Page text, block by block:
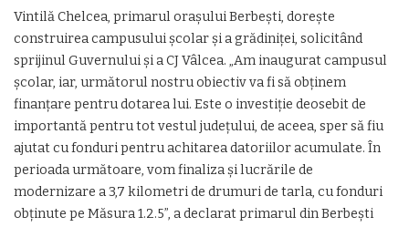
Vintilă Chelcea, primarul oraşului Berbeşti, doreşte
construirea campusului şcolar şi a grădiniţei, solicitând
sprijinul Guvernului şi a CJ Vâlcea. „Am inaugurat campusul
şcolar, iar, următorul nostru obiectiv va fi să obţinem
finanţare pentru dotarea lui. Este o investiţie deosebit de
importantă pentru tot vestul judeţului, de aceea, sper să fiu
ajutat cu fonduri pentru achitarea datoriilor acumulate. În
perioada următoare, vom finaliza şi lucrările de
modernizare a 3,7 kilometri de drumuri de tarla, cu fonduri
obţinute pe Măsura 1.2.5”, a declarat primarul din Berbeşti